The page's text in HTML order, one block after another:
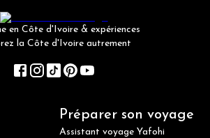
en Côte d'Ivoire & expériences
la Côte d'Ivoire autrement
Préparer son voyage
Assistant voyage Yafohi